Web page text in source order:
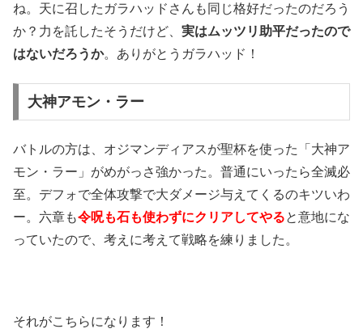
ね。天に召したガラハッドさんも同じ格好だったのだろう
か？力を託したそうだけど、 実はムッツリ助平だったので
はないだろうか。ありがとうガラハッド！
大神アモン・ラー
バトルの方は、オジマンディアスが聖杯を使った「大神ア
モン・ラー」がめがっさ強かった。普通にいったら全滅必
至。デフォで全体攻撃で大ダメージ与えてくるのキツいわ
ー。六章も令呪も石も使わずにクリアしてやると意地にな
っていたので、考えに考えて戦略を練りました。
それがこちらになります！